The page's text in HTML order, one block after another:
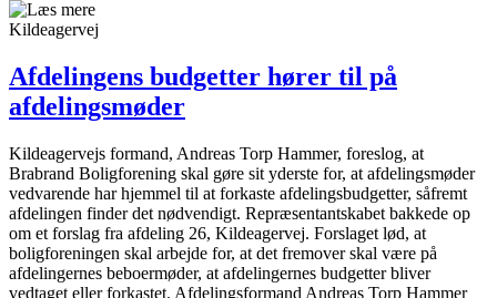
Kildeagervej
Afdelingens budgetter hører til på
afdelings­møder
Kildeagervejs formand, Andreas Torp Hammer, foreslog, at
Brabrand Boligforening skal gøre sit yderste for, at afdelingsmøder
vedvarende har hjemmel til at forkaste afdelingsbudgetter, såfremt
afdelingen finder det nødvendigt. Repræsentantskabet bakkede op
om et forslag fra afdeling 26, Kildeagervej. Forslaget lød, at
boligforeningen skal arbejde for, at det fremover skal være på
afdelingernes beboermøder, at afdelingernes budgetter bliver
vedtaget eller forkastet. Afdelingsformand Andreas Torp Hammer